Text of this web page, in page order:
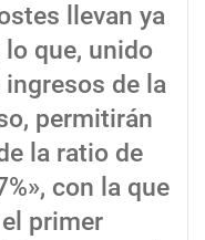
llevan ya
que, unido
de la
permitirán
la ratio de
con la que
primer